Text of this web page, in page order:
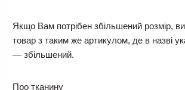
Якщо Вам потрібен збільшений розмір,
товар з таким же артикулом, де в назві
— збільшений.
Про тканину